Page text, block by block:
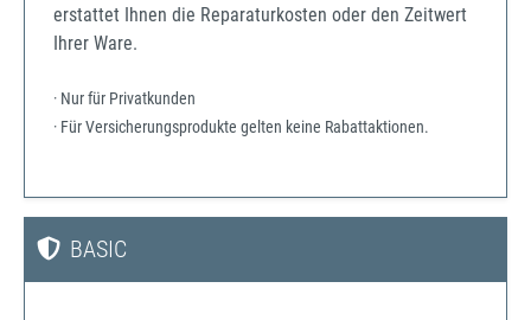
erstattet Ihnen die Reparaturkosten oder den Zeitwert
Ihrer Ware.
· Nur für Privatkunden
· Für Versicherungsprodukte gelten keine Rabattaktionen.
BASIC